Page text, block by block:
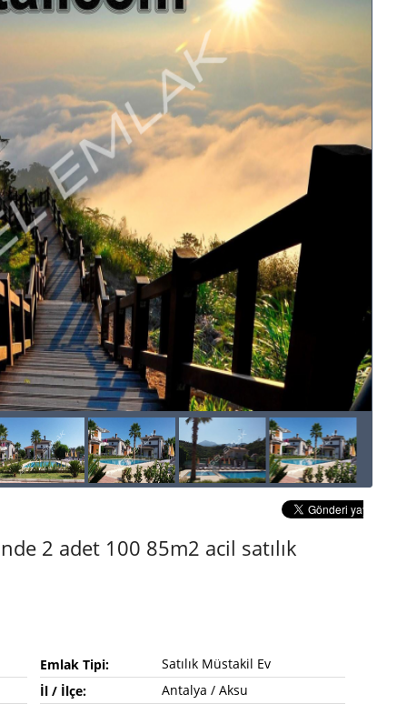
2 adet 100 85m2 acil satılık
Emlak Tipi:
Satılık Müstakil Ev
İl / İlçe:
Antalya / Aksu